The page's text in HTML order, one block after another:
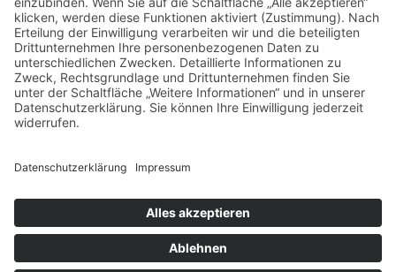
Kontakt